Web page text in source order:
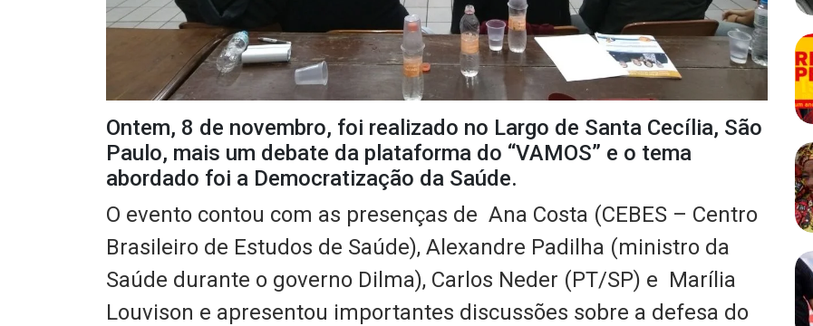
Ontem, 8 de novembro, foi realizado no Largo de Santa Cecília, São
Paulo, mais um debate da plataforma do “VAMOS” e o tema
abordado foi a Democratização da Saúde.
O evento contou com as presenças de Ana Costa (CEBES – Centro
Brasileiro de Estudos de Saúde), Alexandre Padilha (ministro da
Saúde durante o governo Dilma), Carlos Neder (PT/SP) e Marília
Louvison e apresentou importantes discussões sobre a defesa do